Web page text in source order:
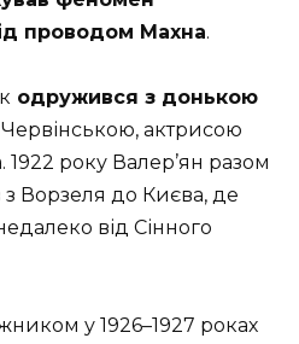
проводом Махна.
одружився з донькою
актрисою
1922 року Валер’ян разом
Ворзеля до Києва, де
від Сінного
у 1926–1927 роках